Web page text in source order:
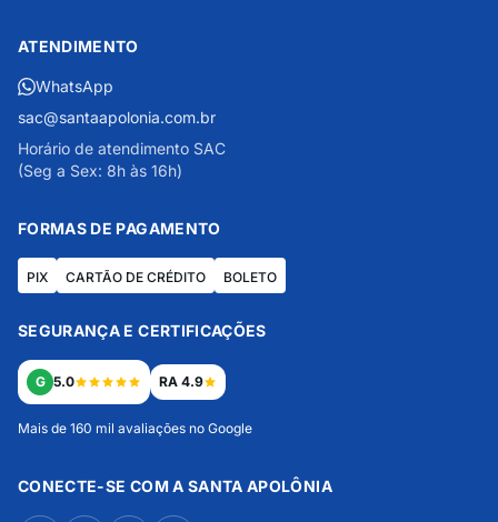
ATENDIMENTO
WhatsApp
sac@santaapolonia.com.br
Horário de atendimento SAC
(Seg a Sex: 8h às 16h)
FORMAS DE PAGAMENTO
PIX CARTÃO DE CRÉDITO BOLETO
SEGURANÇA E CERTIFICAÇÕES
G 5.0 RA 4.9
Mais de 160 mil avaliações no Google
CONECTE-SE COM A SANTA APOLÔNIA